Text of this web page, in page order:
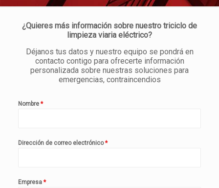
¿Quieres más información sobre nuestro triciclo de
limpieza viaria eléctrico?
Déjanos tus datos y nuestro equipo se pondrá en
contacto contigo para ofrecerte información
personalizada sobre nuestras soluciones para
emergencias, contraincendios
Nombre *
Dirección de correo electrónico*
Empresa *